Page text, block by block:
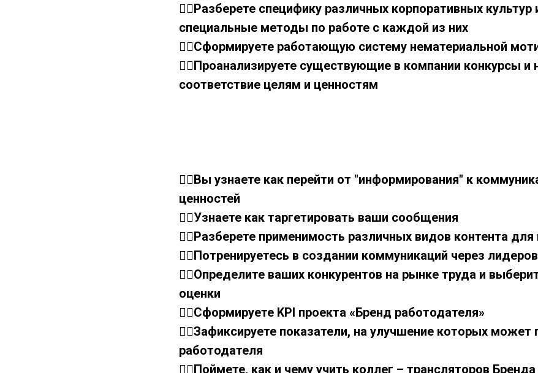
👉🏼Разберете специфику различных корпоративных
специальные методы по работе с каждой из них
👉🏼Сформируете работающую систему нематериальной
👉🏼Проанализируете существующие в компании конкурсы и
соответствие целям и ценностям
👉🏼Вы узнаете как перейти от "информирования" к
ценностей
👉🏼Узнаете как таргетировать ваши сообщения
👉🏼Разберете применимость различных видов контента
👉🏼Потренируетесь в создании коммуникаций через
👉🏼Определите ваших конкурентов на рынке труда и
оценки
👉🏼Сформируете KPI проекта «Бренд работодателя»
👉🏼Зафиксируете показатели, на улучшение которых может
работодателя
👉🏼Поймете, как и чему учить коллег – трансляторов